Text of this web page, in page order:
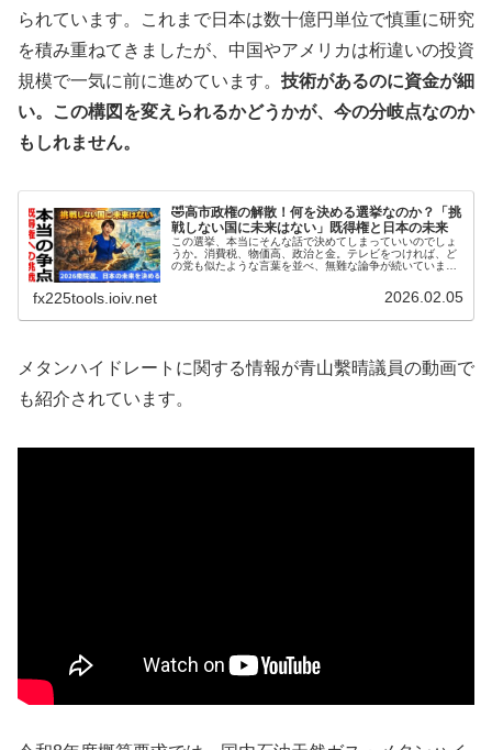
られています。これまで日本は数十億円単位で慎重に研究
を積み重ねてきましたが、中国やアメリカは桁違いの投資
規模で一気に前に進めています。 技術があるのに資金が細
い。この構図を変えられるかどうかが、今の分岐点なのか
もしれません。
🤣高市政権の解散！何を決める選挙なのか？「挑
戦しない国に未来はない」既得権と日本の未来
この選挙、本当にそんな話で決めてしまっていいのでしょ
うか。消費税、物価高、政治と金。テレビをつければ、ど
の党も似たような言葉を並べ、無難な論争が続いていま
fx225tools.ioiv.net 2026.02.05
メタンハイドレートに関する情報が青山繫晴議員の動画で
も紹介されています。